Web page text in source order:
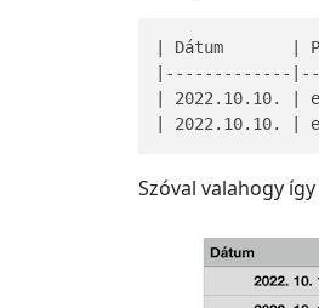
| Dátum       |
|-------------
| 2022.10.10. |
| 2022.10.10. |
Szóval valahogy